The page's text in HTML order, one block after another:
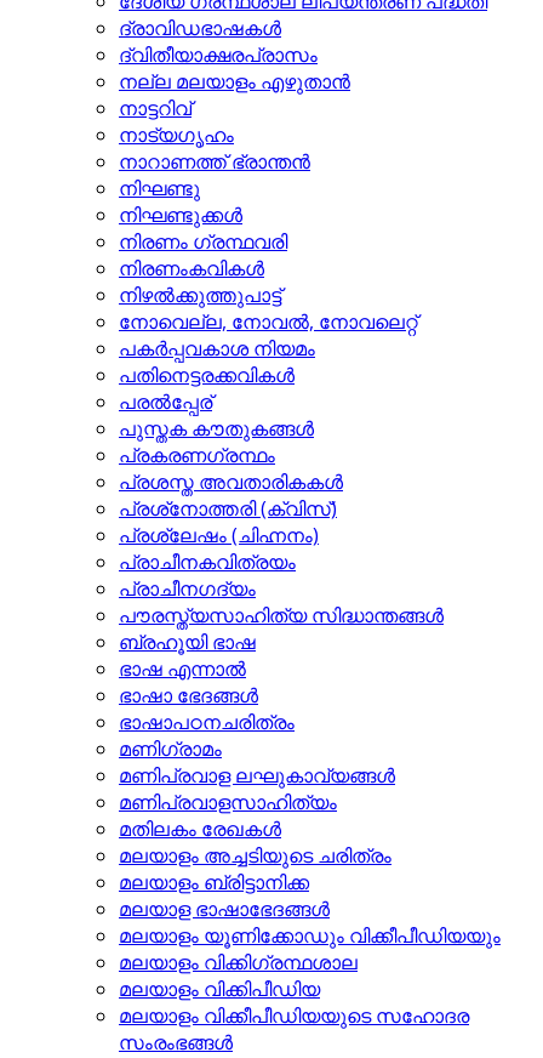
ദ്രാവിഡഭാഷകള്‍
ദ്വിതീയാക്ഷരപ്രാസം
നല്ല മലയാളം എഴുതാന്‍
നാട്ടറിവ്
നാട്യഗൃഹം
നാറാണത്ത് ഭ്രാന്തന്‍
നിഘണ്ടു
നിഘണ്ടുക്കള്‍
നിരണം ഗ്രന്ഥവരി
നിരണംകവികള്‍
നിഴല്‍ക്കുത്തുപാട്ട്
നോവെല്ല, നോവല്‍, നോവലെറ്റ്
പകര്‍പ്പവകാശ നിയമം
പതിനെട്ടരക്കവികള്‍
പരല്‍പ്പേര്
പുസ്തക കൗതുകങ്ങള്‍
പ്രകരണഗ്രന്ഥം
പ്രശസ്ത അവതാരികകള്‍
പ്രശ്‌നോത്തരി (ക്വിസ്)
പ്രശ്ലേഷം (ചിഹ്നനം)
പ്രാചീനകവിത്രയം
പ്രാചീനഗദ്യം
പൗരസ്ത്യസാഹിത്യ സിദ്ധാന്തങ്ങള്‍
ബ്രഹൂയി ഭാഷ
ഭാഷ എന്നാല്‍
ഭാഷാ ഭേദങ്ങള്‍
ഭാഷാപഠനചരിത്രം
മണിഗ്രാമം
മണിപ്രവാള ലഘുകാവ്യങ്ങള്‍
മണിപ്രവാളസാഹിത്യം
മതിലകം രേഖകള്‍
മലയാളം അച്ചടിയുടെ ചരിത്രം
മലയാളം ബ്രിട്ടാനിക്ക
മലയാള ഭാഷാഭേദങ്ങള്‍
മലയാളം യൂണിക്കോഡും വിക്കീപീഡിയയും
മലയാളം വിക്കിഗ്രന്ഥശാല
മലയാളം വിക്കിപീഡിയ
മലയാളം വിക്കീപീഡിയയുടെ സഹോദര
സംരംഭങ്ങള്‍